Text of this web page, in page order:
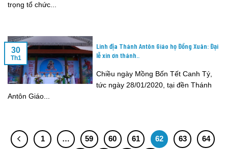
trọng tổ chức...
Linh địa Thánh Antôn Giáo họ Đồng Xuân: Đại
lễ xin ơn thánh..
Chiều ngày Mồng Bốn Tết Canh Tý,
tức ngày 28/01/2020, tại đền Thánh
Antôn Giáo...
30
Th1
1 … 59 60 61 62 63 64